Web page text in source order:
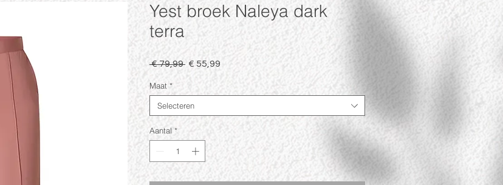
Yest broek Naleya dark
terra
€ 79,99 Normale
€ 55,99 Verkoopprijs
Maat *
Selecteren
Aantal *